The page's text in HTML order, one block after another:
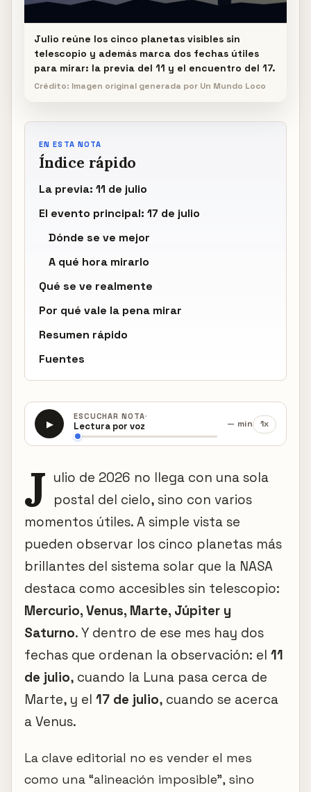
Julio reúne los cinco planetas visibles sin
telescopio y además marca dos fechas útiles
para mirar: la previa del 11 y el encuentro del 17.
Crédito: Imagen original generada por Un Mundo Loco
EN ESTA NOTA
Índice rápido
La previa: 11 de julio
El evento principal: 17 de julio
Dónde se ve mejor
A qué hora mirarlo
Qué se ve realmente
Por qué vale la pena mirar
Resumen rápido
Fuentes
▶
ESCUCHAR NOTA·
Lectura por voz
— min 1x
J ulio de 2026 no llega con una sola
postal del cielo, sino con varios
momentos útiles. A simple vista se
pueden observar los cinco planetas más
brillantes del sistema solar que la NASA
destaca como accesibles sin telescopio:
Mercurio, Venus, Marte, Júpiter y
Saturno. Y dentro de ese mes hay dos
fechas que ordenan la observación: el 11
de julio, cuando la Luna pasa cerca de
Marte, y el 17 de julio, cuando se acerca
a Venus.
La clave editorial no es vender el mes
como una “alineación imposible”, sino